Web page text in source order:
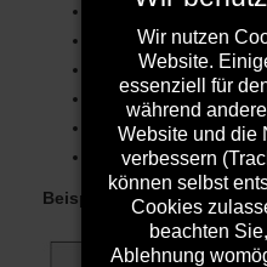
Torhüter einwerfen
Torhüter (10/45)
Angriff/Kleingruppe
Angriff/Kleingruppe
Angriff/Kleingruppe
Abschlussspiel (10/90)
Beispielbild: Torhüter
Wir nutzen
Website.
essenziell für
während
Website und die
verbessern
können selbst
Cookies
beachten
Ablehnung